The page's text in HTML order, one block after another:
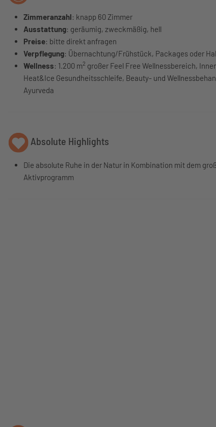
Zimmeranzahl: knapp 60 Zimmer
Ausstattung: geräumig, zweckmäßig, hell
Preise: bitte direkt anfragen
Verpflegung: Übernachtung/Frühstück, Packages oder
Wellness: 1.200 m2 großer Feel Free Wellnessbereich,
Heat&Ice Gesundheitsschleife, Beauty- und
Ayurveda
Absolute Highlights
Die absolute Ruhe in der Natur in Kombination mit dem
Aktivprogramm